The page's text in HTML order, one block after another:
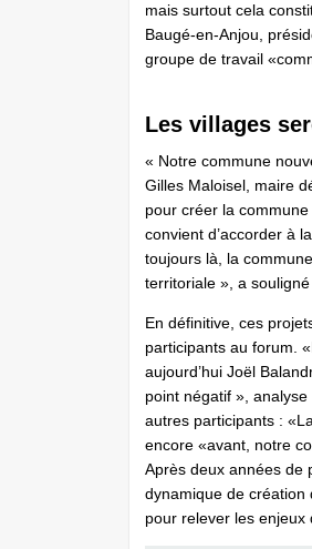
mais surtout cela
Baugé-en-Anjou,
groupe de travail
Les villages
« Notre commune
Gilles Maloisel, maire
pour créer la
convient d’accorder à
toujours là, la
territoriale », a
En définitive, ces
participants au forum.
aujourd’hui Joël
point négatif »,
autres participants :
encore «avant, notre
Après deux années de
dynamique de création
pour relever les enjeux